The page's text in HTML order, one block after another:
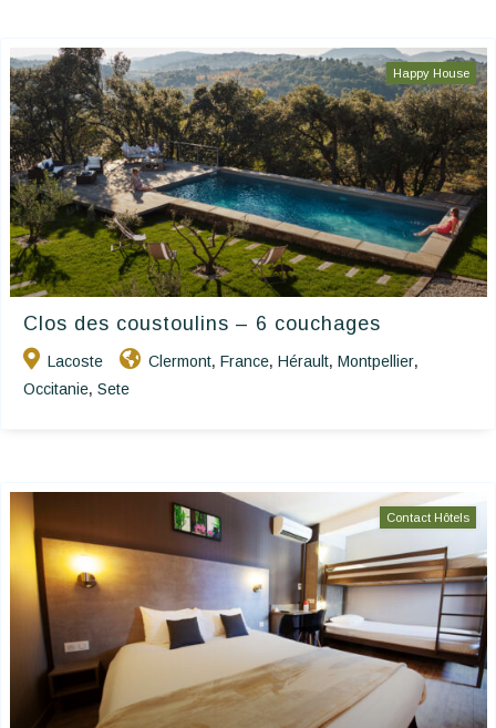
Happy House
Clos des coustoulins – 6 couchages
Lacoste Clermont, France, Hérault, Montpellier,
Occitanie, Sete
Contact Hôtels